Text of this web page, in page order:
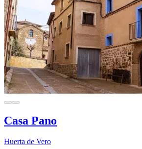
Casa Pano
Huerta de Vero